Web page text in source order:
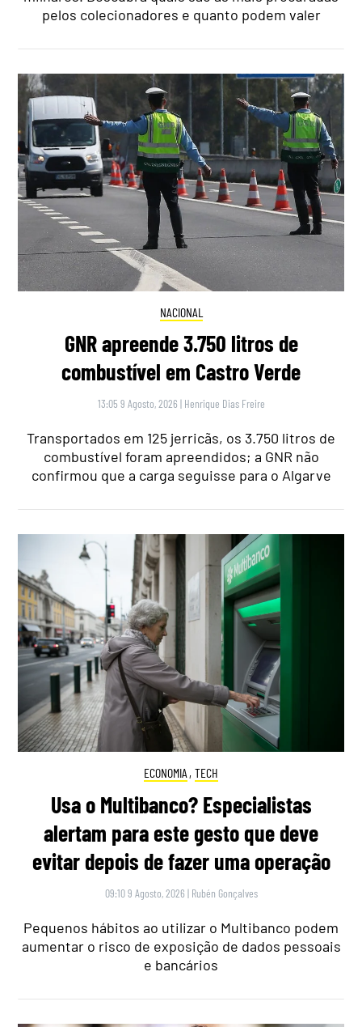
pelos colecionadores e quanto podem valer
NACIONAL
GNR apreende 3.750 litros de
combustível em Castro Verde
13:05 9 Agosto, 2026 | Henrique Dias Freire
Transportados em 125 jerricãs, os 3.750 litros de
combustível foram apreendidos; a GNR não
confirmou que a carga seguisse para o Algarve
ECONOMIA , TECH
Usa o Multibanco? Especialistas
alertam para este gesto que deve
evitar depois de fazer uma operação
09:10 9 Agosto, 2026 | Rubén Gonçalves
Pequenos hábitos ao utilizar o Multibanco podem
aumentar o risco de exposição de dados pessoais
e bancários